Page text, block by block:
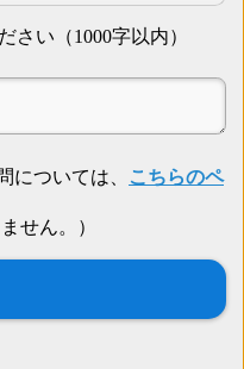
さい（1000字以内）
ついては、
こちらのペ
せん。）